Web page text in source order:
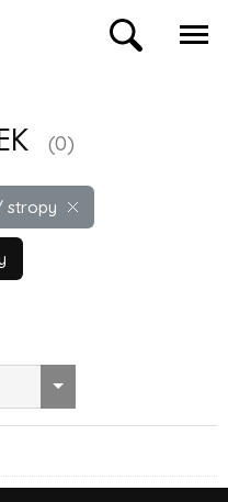
(0)
stropy